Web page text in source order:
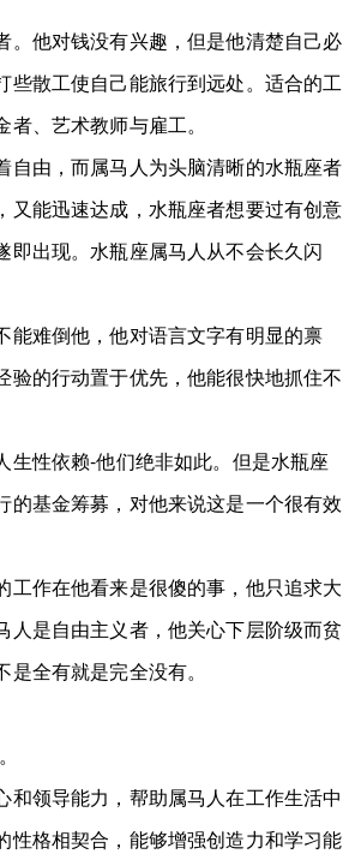
他对钱没有兴趣，但是他清楚自己必
散工使自己能旅行到远处。适合的工
、艺术教师与雇工。
由，而属马人为头脑清晰的水瓶座者
又能迅速达成，水瓶座者想要过有创意
即出现。水瓶座属马人从不会长久闪
难倒他，他对语言文字有明显的禀
的行动置于优先，他能很快地抓住不
性依赖-他们绝非如此。但是水瓶座
的基金筹募，对他来说这是一个很有效
作在他看来是很傻的事，他只追求大
是自由主义者，他关心下层阶级而贫
全有就是完全没有。
领导能力，帮助属马人在工作生活中
格相契合，能够增强创造力和学习能